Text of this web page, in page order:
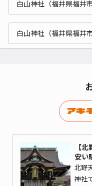
白山神社（福井県福井
白山神社（福井県福井
【
安い
北野
神社